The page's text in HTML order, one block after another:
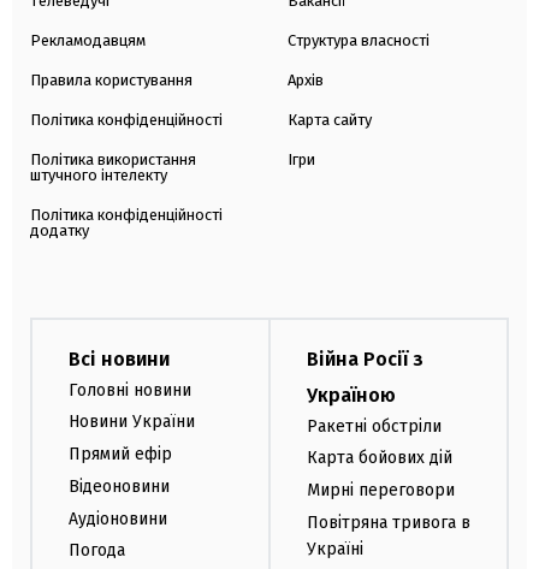
Рекламодавцям
Правила користування
Політика конфіденційності
Політика використання
штучного інтелекту
Політика конфіденційності
додатку
Структура власності
Архів
Карта сайту
Ігри
Всі новини
Головні новини
Новини України
Прямий ефір
Відеоновини
Аудіоновини
Погода
Війна Росії з
Україною
Ракетні обстріли
Карта бойових дій
Мирні переговори
Повітряна тривога в
Україні